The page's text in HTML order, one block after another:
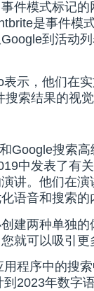
件模式标记
是事件模
到活动
示，他们在
索结果的视
Google搜索
中发表了有
讲。他们在
语音和搜索的
建两种单独
就可以吸引更
程序中的搜
2023年数字